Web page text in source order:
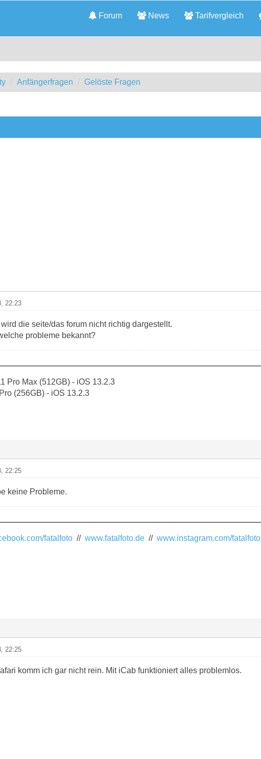
Forum News Tarifvergleich
Anfängerfragen Gelöste Fragen
22:23
wird die seite/das forum nicht richtig dargestellt.
probleme bekannt?
Pro Max (512GB) - iOS 13.2.3
(256GB) - iOS 13.2.3
22:25
keine Probleme.
fatalfoto// www.fatalfoto.de// www.instagram.com/fatalfoto
22:25
komm ich gar nicht rein. Mit iCab funktioniert alles problemlos.